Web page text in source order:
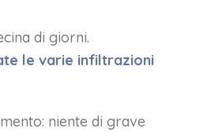
di giorni.
le varie infiltrazioni
niente di grave